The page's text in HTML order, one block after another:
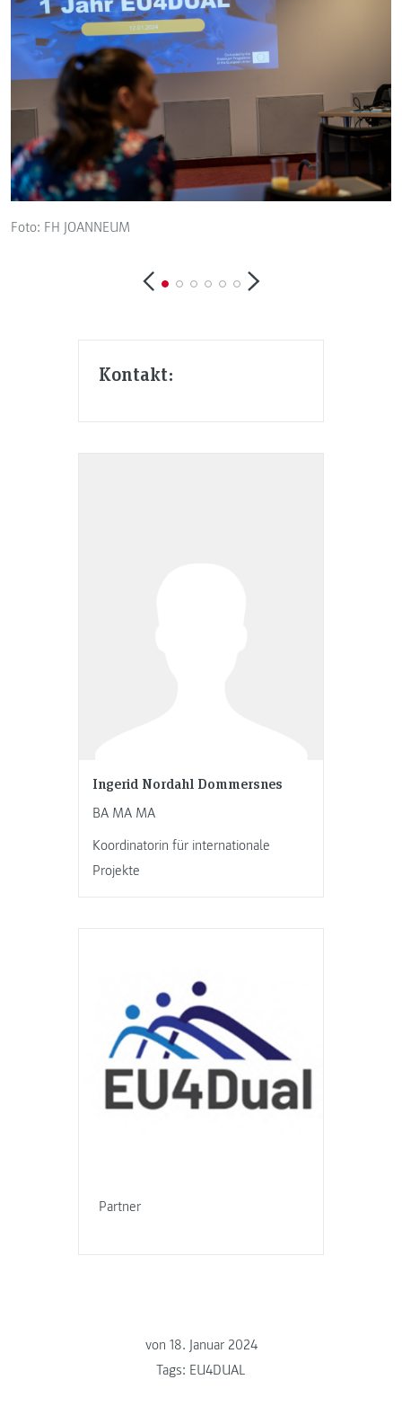
Kontakt:
Ingerid Nordahl Dommersnes
BA MA MA
Koordinatorin für internationale
Projekte
Partner
Foto: FH JOANNEUM
von 18. Januar 2024
Tags: EU4DUAL